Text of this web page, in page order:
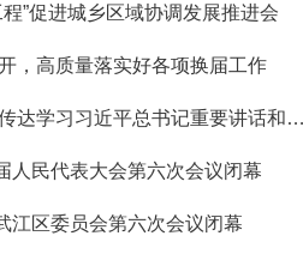
”促进城乡区域协调发展推进会
，高质量落实好各项换届工作
区委常委会召开（扩大）会议传达学习习近平总书记重要讲话和全国两会精神
人民代表大会第六次会议闭幕
江区委员会第六次会议闭幕